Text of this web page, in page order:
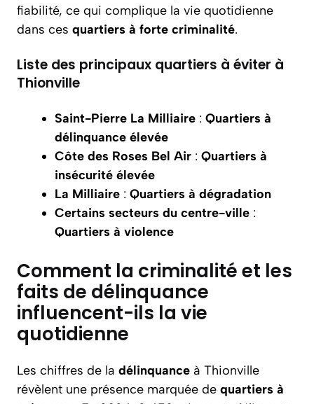
fiabilité, ce qui complique la vie quotidienne
dans ces quartiers à forte criminalité.
Liste des principaux quartiers à éviter à
Thionville
Saint-Pierre La Milliaire : Quartiers à
délinquance élevée
Côte des Roses Bel Air : Quartiers à
insécurité élevée
La Milliaire : Quartiers à dégradation
Certains secteurs du centre-ville :
Quartiers à violence
Comment la criminalité et les
faits de délinquance
influencent-ils la vie
quotidienne
Les chiffres de la délinquance à Thionville
révèlent une présence marquée de quartiers à